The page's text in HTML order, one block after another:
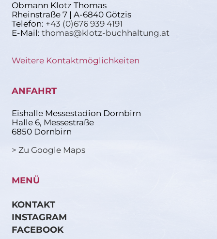
Obmann Klotz Thomas
Rheinstraße 7 | A-6840 Götzis
Telefon: +43 (0)676 939 4191
E-Mail: thomas@klotz-buchhaltung.at
Weitere Kontaktmöglichkeiten
ANFAHRT
Eishalle Messestadion Dornbirn
Halle 6, Messestraße
6850 Dornbirn
> Zu Google Maps
MENÜ
KONTAKT
INSTAGRAM
FACEBOOK